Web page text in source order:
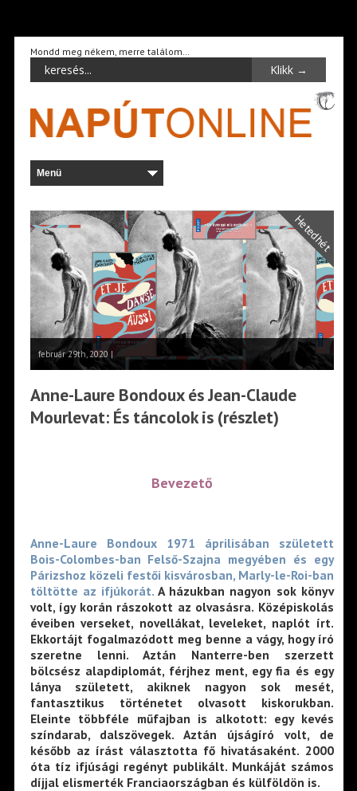
Mondd meg nékem, merre találom…
Hetedhét
február 29th, 2020 |
Anne-Laure Bondoux és Jean-Claude
Mourlevat: És táncolok is (részlet)
Bevezető
Anne-Laure Bondoux1971 áprilisában született
Bois-Colombes-ban Felső-Szajna megyében és egy
Párizshoz közeli festői kisvárosban, Marly-le-Roi-ban
töltötte az ifjúkorát.A házukban nagyon sok könyv
volt, így korán rászokott az olvasásra. Középiskolás
éveiben verseket, novellákat, leveleket, naplót írt.
Ekkortájt fogalmazódott meg benne a vágy, hogy író
szeretne lenni. Aztán Nanterre-ben szerzett
bölcsész alapdiplomát, férjhez ment, egy fia és egy
lánya született, akiknek nagyon sok mesét,
fantasztikus történetet olvasott kiskorukban.
Eleinte többféle műfajban is alkotott: egy kevés
színdarab, dalszövegek. Aztán újságíró volt, de
később az írást választotta fő hivatásaként. 2000
óta tíz ifjúsági regényt publikált. Munkáját számos
díjjal elismerték Franciaországban és külföldön is.